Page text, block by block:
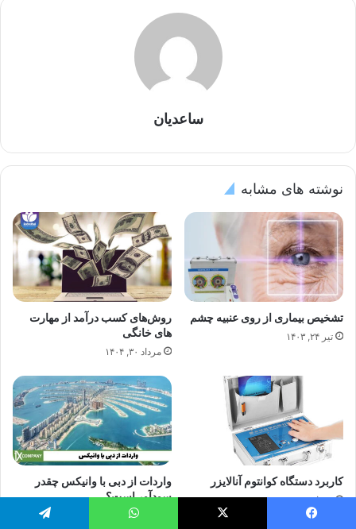
ساعدیان
نوشته های مشابه
تشخیص بیماری از روی عنبیه چشم
تیر ۲۴, ۱۴۰۳
روش‌های کسب درآمد از مهارت
های خانگی
مرداد ۳۰, ۱۴۰۴
کاربرد دستگاه کوانتوم آنالایزر
مرداد ۲۲, ۱۴۰۳
واردات از دبی با وانیکس چقدر
سودآور است؟
مرداد ۱۸, ۱۴۰۲